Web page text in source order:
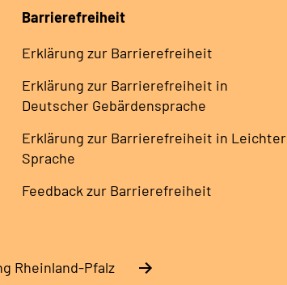
Barrierefreiheit
Erklärung zur Barrierefreiheit
Erklärung zur Barrierefreiheit in
Deutscher Gebärdensprache
Erklärung zur Barrierefreiheit in Leichter
Sprache
Feedback zur Barrierefreiheit
Rheinland-Pfalz